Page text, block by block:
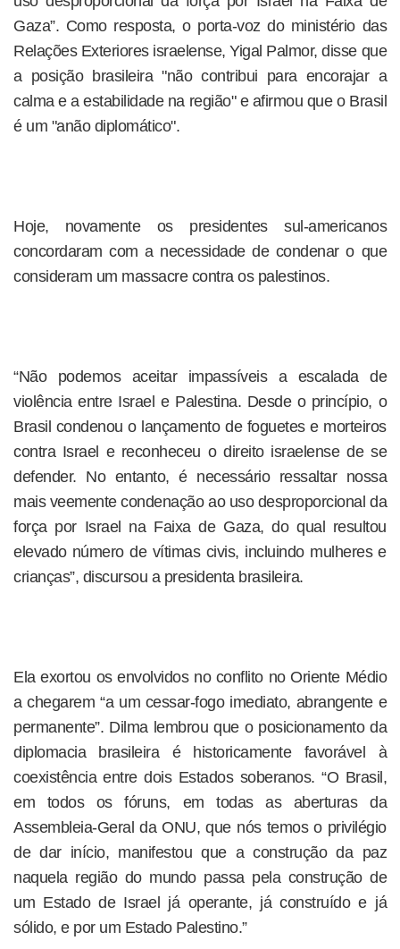
Gaza”. Como resposta, o porta-voz do ministério das
Relações Exteriores israelense, Yigal Palmor, disse que
a posição brasileira "não contribui para encorajar a
calma e a estabilidade na região" e afirmou que o Brasil
é um "anão diplomático".
Hoje, novamente os presidentes sul-americanos
concordaram com a necessidade de condenar o que
consideram um massacre contra os palestinos.
“Não podemos aceitar impassíveis a escalada de
violência entre Israel e Palestina. Desde o princípio, o
Brasil condenou o lançamento de foguetes e morteiros
contra Israel e reconheceu o direito israelense de se
defender. No entanto, é necessário ressaltar nossa
mais veemente condenação ao uso desproporcional da
força por Israel na Faixa de Gaza, do qual resultou
elevado número de vítimas civis, incluindo mulheres e
crianças”, discursou a presidenta brasileira.
Ela exortou os envolvidos no conflito no Oriente Médio
a chegarem “a um cessar-fogo imediato, abrangente e
permanente”. Dilma lembrou que o posicionamento da
diplomacia brasileira é historicamente favorável à
coexistência entre dois Estados soberanos. “O Brasil,
em todos os fóruns, em todas as aberturas da
Assembleia-Geral da ONU, que nós temos o privilégio
de dar início, manifestou que a construção da paz
naquela região do mundo passa pela construção de
um Estado de Israel já operante, já construído e já
sólido, e por um Estado Palestino.”